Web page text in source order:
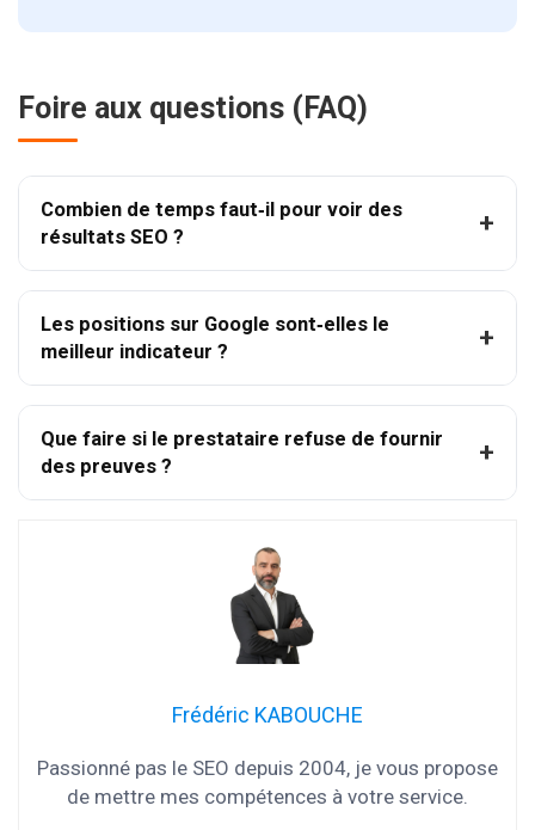
Foire aux questions (FAQ)
Combien de temps faut‑il pour voir des
résultats SEO ?
Les positions sur Google sont‑elles le
meilleur indicateur ?
Que faire si le prestataire refuse de fournir
des preuves ?
Frédéric KABOUCHE
Passionné pas le SEO depuis 2004, je vous propose
de mettre mes compétences à votre service.